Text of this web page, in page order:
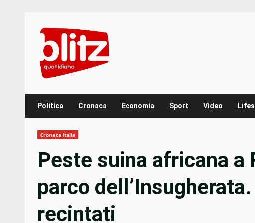
content
Politica Cronaca Economia Sport Video
Cronaca Italia
Peste suina africana a
parco
recintati